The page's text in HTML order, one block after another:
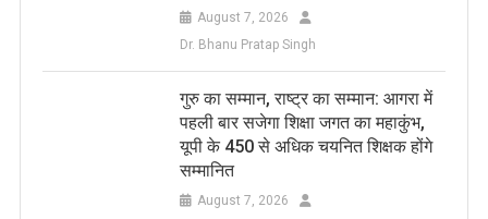
August 7, 2026
Dr. Bhanu Pratap Singh
​गुरु का सम्मान, राष्ट्र का सम्मान: आगरा में
पहली बार सजेगा शिक्षा जगत का महाकुंभ,
यूपी के 450 से अधिक चयनित शिक्षक होंगे
सम्मानित
August 7, 2026